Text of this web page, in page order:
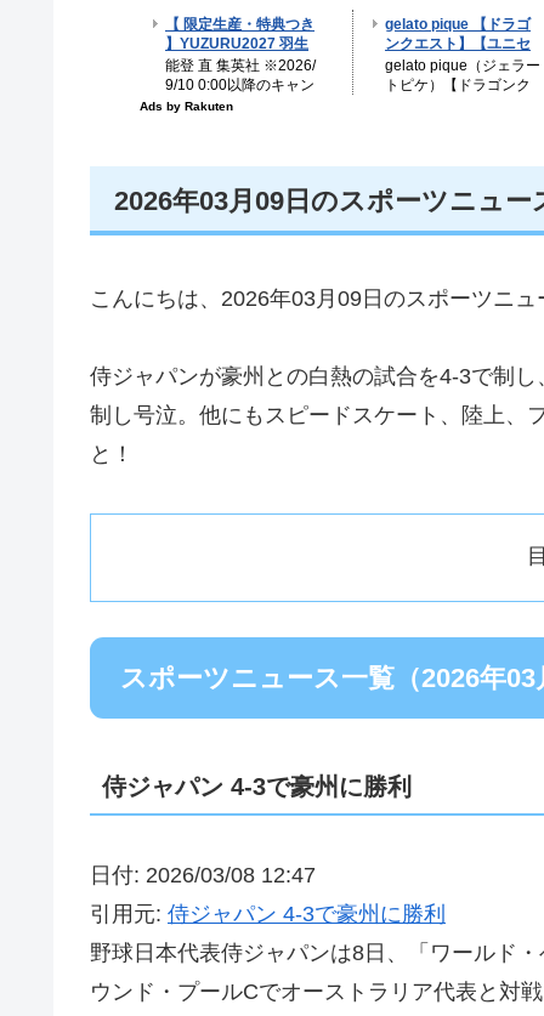
2026年03月09日のスポーツニュ
こんにちは、2026年03月09日のスポーツニ
侍ジャパンが豪州との白熱の試合を4-3で制
制し号泣。他にもスピードスケート、陸上、
と！
スポーツニュース一覧（2026年03
侍ジャパン 4-3で豪州に勝利
日付: 2026/03/08 12:47
引用元: 侍ジャパン 4-3で豪州に勝利
野球日本代表侍ジャパンは8日、「ワールド
ウンド・プールCでオーストラリア代表と対